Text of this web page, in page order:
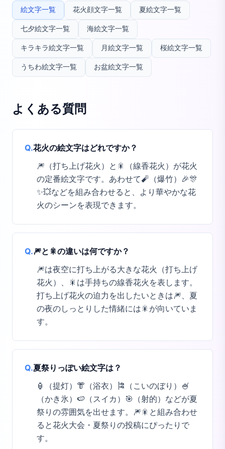
絵文字一覧 花火顔文字一覧 夏絵文字一覧
七夕絵文字一覧 海絵文字一覧
キラキラ絵文字一覧 月絵文字一覧 桜絵文字一覧
うちわ絵文字一覧 お盆絵文字一覧
よくある質問
Q.花火の絵文字はどれですか？
🎆（打ち上げ花火）と🎇（線香花火）が花火
の定番絵文字です。あわせて🧨（爆竹）🎉🎊
✨💥などを組み合わせると、より華やかな花
火のシーンを表現できます。
Q.🎆と🎇の違いは何ですか？
🎆は夜空に打ち上がる大きな花火（打ち上げ
花火）、🎇は手持ちの線香花火を表します。
打ち上げ花火の迫力を出したいときは🎆、夏
の夜のしっとりした情緒には🎇が向いていま
す。
Q.夏祭りっぽい絵文字は？
🏮（提灯）👘（浴衣）🎏（こいのぼり）🍧
（かき氷）🍉（スイカ）🎯（射的）などが夏
祭りの雰囲気を出せます。🎆🎇と組み合わせ
ると花火大会・夏祭りの投稿にぴったりで
す。